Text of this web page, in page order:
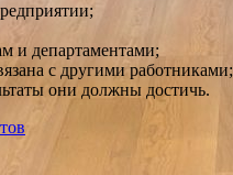
и департаментами;
с другими работниками;
они должны достичь.